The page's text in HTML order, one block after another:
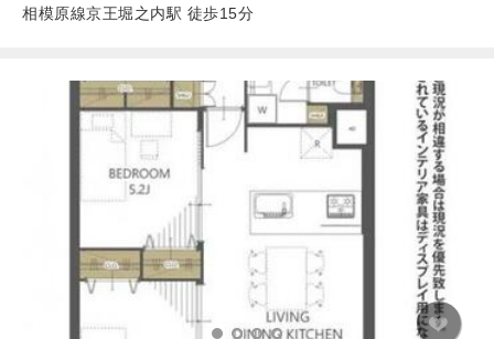
相模原線京王堀之内駅 徒歩15分